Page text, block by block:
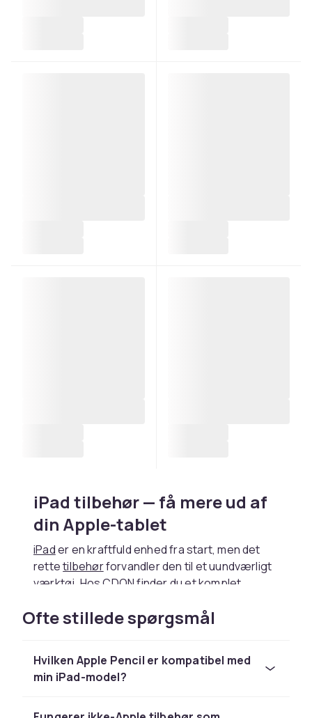
iPad tilbehør — få mere ud af
din Apple-tablet
iPader en kraftfuld enhed fra start, men det
rettetilbehørforvandler den til et uundværligt
værktøj. Hos CDON finder du et komplet
tastaturer til covers, opladere og skærmskyd.
pen til kreativitet
iPad Air og iPad Pro og lader trådløst. Med
Ofte stillede spørgsmål
Hvilken Apple Pencil er kompatibel med
min iPad-model?